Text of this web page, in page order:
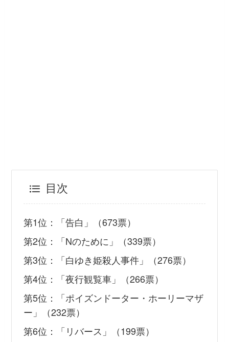
目次
第1位：「告白」（673票）
第2位：「Nのために」（339票）
第3位：「白ゆき姫殺人事件」（276票）
第4位：「夜行観覧車」（266票）
第5位：「ポイズンドーター・ホーリーマザ
ー」（232票）
第6位：「リバース」（199票）